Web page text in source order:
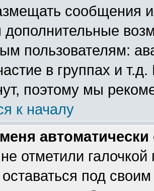
сообщения
дополнительные
пользователям:
в группах и
поэтому мы
к началу
автоматически
отметили галочкой
под